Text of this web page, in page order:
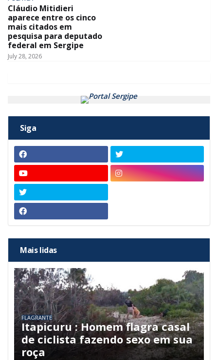
Cláudio Mitidieri
aparece entre os cinco
mais citados em
pesquisa para deputado
federal em Sergipe
July 28, 2026
Siga
Mais lidas
FLAGRANTE
Itapicuru : Homem flagra casal
de ciclista fazendo sexo em sua
roça